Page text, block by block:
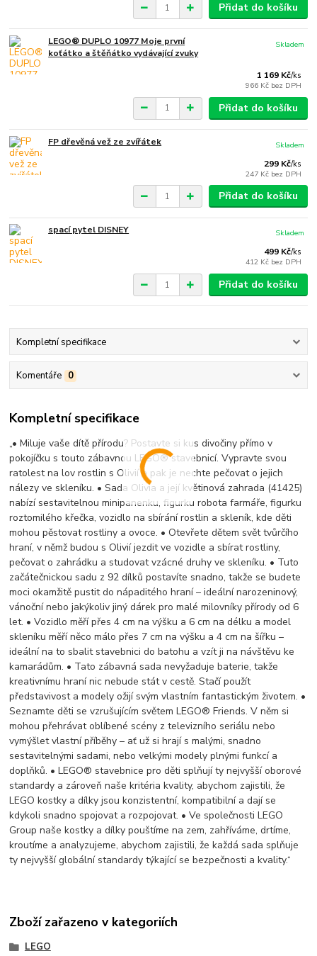
Přidat do košíku
LEGO® DUPLO 10977 Moje první
koťátko a štěňátko vydávající zvuky
1 169 Kč/ks
966 Kč bez DPH
Skladem
Přidat do košíku
FP dřevěná vež ze zvířátek
299 Kč/ks
247 Kč bez DPH
Skladem
Přidat do košíku
spací pytel DISNEY
499 Kč/ks
412 Kč bez DPH
Skladem
Přidat do košíku
Kompletní specifikace
Komentáře 0
Kompletní specifikace
„• Miluje vaše dítě přírodu? Postavte si kus divočiny přímo v
pokojíčku s touto zábavnou LEGO® stavebnicí. Vypravte svou
ratolest na lov rostlin s Olivií a pak je nechte pečovat o jejich
nálezy ve skleníku. • Sada Olivia a její květinová zahrada (41425)
nabízí sestavitelnou minipanenku, figurku robota farmáře, figurku
roztomilého křečka, vozidlo na sbírání rostlin a skleník, kde děti
mohou pěstovat rostliny a ovoce. • Otevřete dětem svět tvůrčího
hraní, v němž budou s Olivií jezdit ve vozidle a sbírat rostliny,
pečovat o zahrádku a studovat vzácné druhy ve skleníku. • Tuto
začátečnickou sadu z 92 dílků postavíte snadno, takže se budete
moci okamžitě pustit do nápaditého hraní – ideální narozeninový,
vánoční nebo jakýkoliv jiný dárek pro malé milovníky přírody od 6
let. • Vozidlo měří přes 4 cm na výšku a 6 cm na délku a model
skleníku měří něco málo přes 7 cm na výšku a 4 cm na šířku –
ideální na to sbalit stavebnici do batohu a vzít ji na návštěvu ke
kamarádům. • Tato zábavná sada nevyžaduje baterie, takže
kreativnímu hraní nic nebude stát v cestě. Stačí použít
představivost a modely ožijí svým vlastním fantastickým životem. •
Seznamte děti se vzrušujícím světem LEGO® Friends. V něm si
mohou přehrávat oblíbené scény z televizního seriálu nebo
vymýšlet vlastní příběhy – ať už si hrají s malými, snadno
sestavitelnými sadami, nebo velkými modely plnými funkcí a
doplňků. • LEGO® stavebnice pro děti splňují ty nejvyšší oborové
standardy a zároveň naše kritéria kvality, abychom zajistili, že
LEGO kostky a dílky jsou konzistentní, kompatibilní a dají se
kdykoli snadno spojovat a rozpojovat. • Ve společnosti LEGO
Group naše kostky a dílky pouštíme na zem, zahříváme, drtíme,
kroutíme a analyzujeme, abychom zajistili, že každá sada splňuje
ty nejvyšší globální standardy týkající se bezpečnosti a kvality.“
Zboží zařazeno v kategoriích
LEGO